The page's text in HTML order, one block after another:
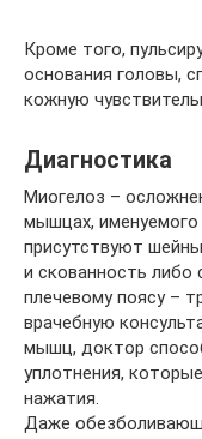
Кроме того,
основания головы,
кожную
Диагностика
Миогелоз –
мышцах,
присутствуют
и скованность
плечевому поясу –
врачебную
мышц, доктор
уплотнения,
нажатия.
Даже